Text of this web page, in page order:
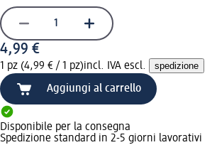
4,99 €
1 pz (4,99 € / 1 pz)incl. IVA escl. spedizione
Aggiungi al carrello
Disponibile per la consegna
Spedizione standard in 2-5 giorni lavorativi